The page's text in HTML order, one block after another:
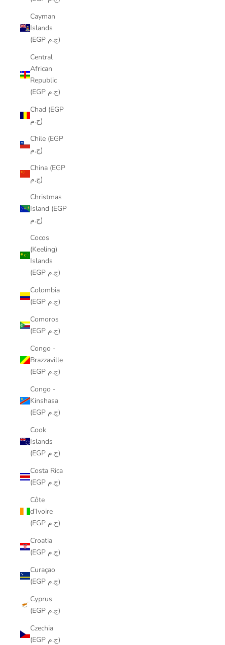
Cayman
Islands
(EGP ج.م)
Central
African
Republic
(EGP ج.م)
Chad (EGP
ج.م)
Chile (EGP
ج.م)
China (EGP
ج.م)
Christmas
Island (EGP
ج.م)
Cocos
(Keeling)
Islands
(EGP ج.م)
Colombia
(EGP ج.م)
Comoros
(EGP ج.م)
Congo -
Brazzaville
(EGP ج.م)
Congo -
Kinshasa
(EGP ج.م)
Cook
Islands
(EGP ج.م)
Costa Rica
(EGP ج.م)
Côte
d’Ivoire
(EGP ج.م)
Croatia
(EGP ج.م)
Curaçao
(EGP ج.م)
Cyprus
(EGP ج.م)
Czechia
(EGP ج.م)